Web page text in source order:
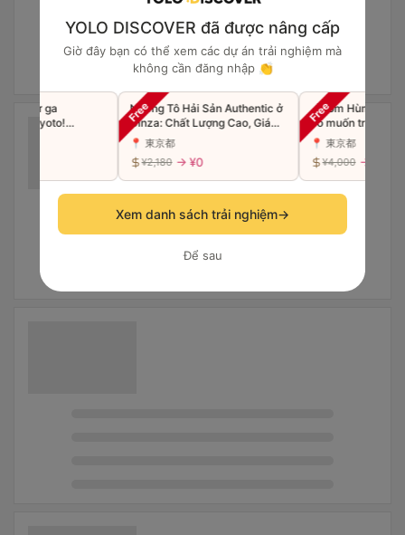
YOLO DISCOVER đã được nâng cấp
Giờ đây bạn có thể xem các dự án trải nghiệm mà
không cần đăng nhập 👏
bộ từ ga
ở Kyoto!
Những Tô Hải Sản Authentic ở
Ginza: Chất Lượng Cao, Giá
Cả Bình Dân.
📍 東京都
¥2,180 → ¥0
【Tôm Hùm × Việt
có muốn trải
đích thực tại cửa
tiếng LUKE'S
không?
📍 東京都
¥4,000 → ¥0
Xem danh sách trải nghiệm→
Để sau